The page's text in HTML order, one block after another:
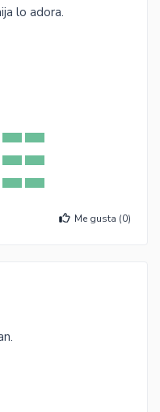
lo adora.
Me gusta (0)